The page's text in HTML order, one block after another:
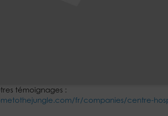
témoignages :
fr/companies/centre-